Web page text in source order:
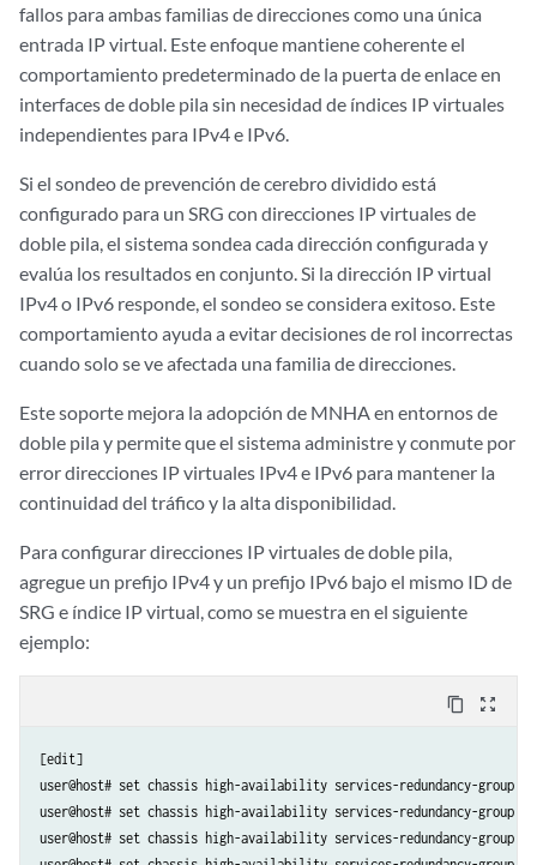
fallos para ambas familias de direcciones como una única
entrada IP virtual. Este enfoque mantiene coherente el
comportamiento predeterminado de la puerta de enlace en
interfaces de doble pila sin necesidad de índices IP virtuales
independientes para IPv4 e IPv6.
Si el sondeo de prevención de cerebro dividido está
configurado para un SRG con direcciones IP virtuales de
doble pila, el sistema sondea cada dirección configurada y
evalúa los resultados en conjunto. Si la dirección IP virtual
IPv4 o IPv6 responde, el sondeo se considera exitoso. Este
comportamiento ayuda a evitar decisiones de rol incorrectas
cuando solo se ve afectada una familia de direcciones.
Este soporte mejora la adopción de MNHA en entornos de
doble pila y permite que el sistema administre y conmute por
error direcciones IP virtuales IPv4 e IPv6 para mantener la
continuidad del tráfico y la alta disponibilidad.
Para configurar direcciones IP virtuales de doble pila,
agregue un prefijo IPv4 y un prefijo IPv6 bajo el mismo ID de
SRG e índice IP virtual, como se muestra en el siguiente
ejemplo:
content_copy zoom_out_map
[edit]
user@host# set chassis high-availability services-redundancy-group 1
user@host# set chassis high-availability services-redundancy-group
user@host# set chassis high-availability services-redundancy-